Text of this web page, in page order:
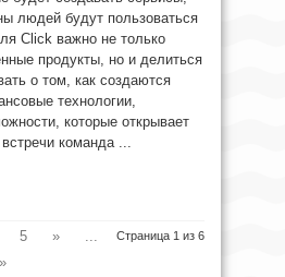
людей будут пользоваться
Click важно не только
продукты, но и делиться
о том, как создаются
технологии,
которые открывает
команда ...
Страница 1 из 6
5 »
...